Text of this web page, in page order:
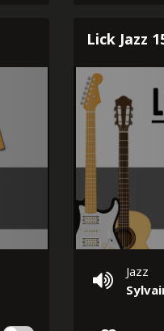
Lick Jazz
Jazz